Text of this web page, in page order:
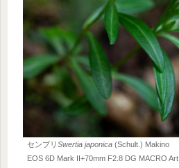
センブリ Swertia japonica (Schult.) Makino
EOS 6D Mark II+70mm F2.8 DG MACRO Art